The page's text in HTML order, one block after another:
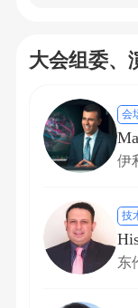
大会组委、
会
伊
技
东